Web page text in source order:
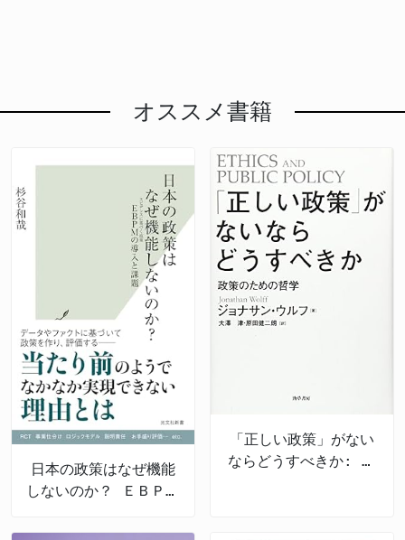
オススメ書籍
日本の政策はなぜ機能
しないのか？ ＥＢＰＭ
「正しい政策」がない
ならどうすべきか: 政